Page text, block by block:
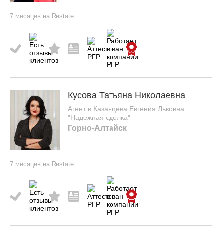
7 месяцев на Restate
Кусова Татьяна Николаевна
Агент в Казанцева Евгения Львовна
"Надежная сделка"
Горно-Алтайск
7 месяцев на Restate